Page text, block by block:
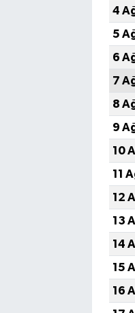
4
5
6
7
8
9
10
11
12
13
14
15
16